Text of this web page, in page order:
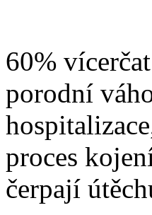
60%
porodní
proces
čerpají